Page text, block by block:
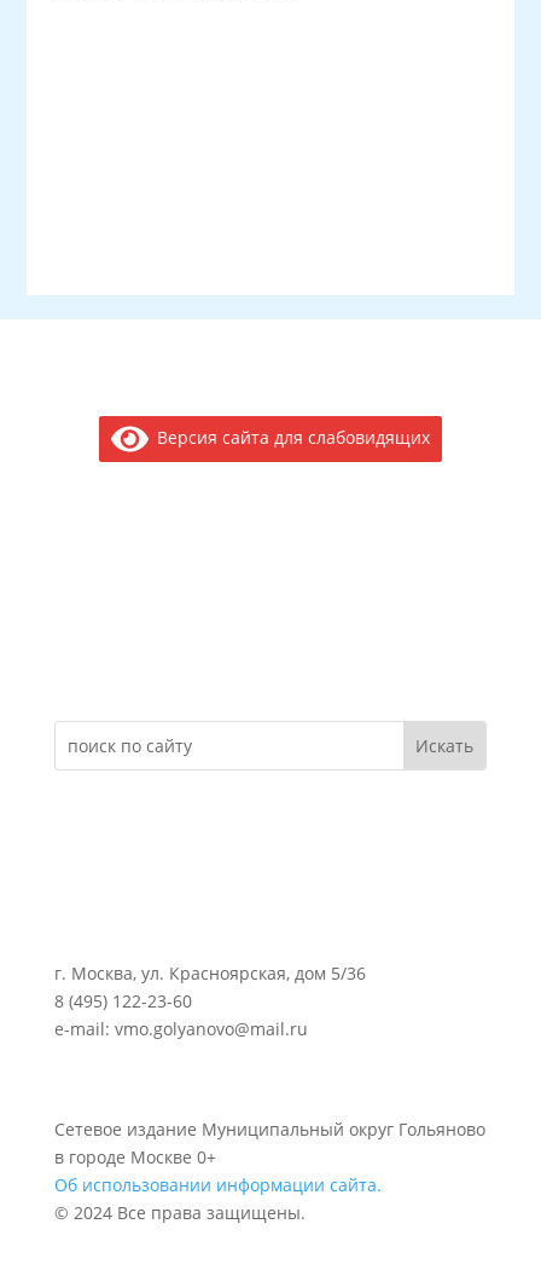
Версия сайта для слабовидящих
г. Москва, ул. Красноярская, дом 5/36
8 (495) 122-23-60
e-mail: vmo.golyanovo@mail.ru
Сетевое издание Муниципальный округ Гольяново
в городе Москве 0+
Об использовании информации сайта.
© 2024 Все права защищены.